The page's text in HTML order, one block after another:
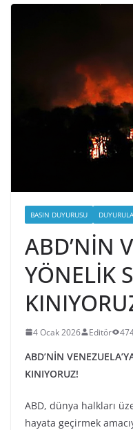
BASIN DUYURUSU
ABD’NİN
YÖNELİK
4 Ocak 2026 Editör
ABD’NİN
KINIYORUZ!
ABD, dünya halkları
hayata geçirmek